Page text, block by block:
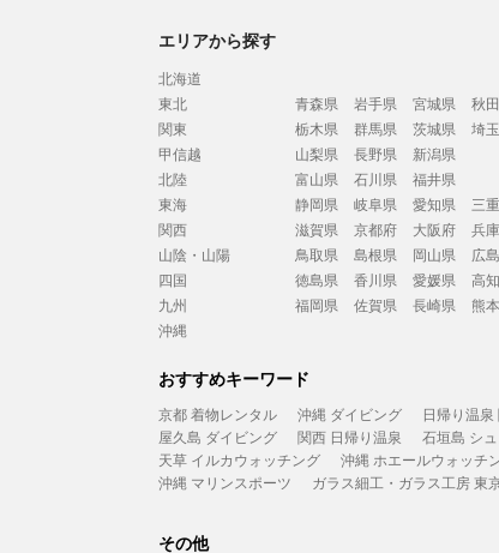
エリアから探す
北海道
東北
青森県 岩手県 宮城県 秋
関東
栃木県 群馬県 茨城県 埼
甲信越
山梨県 長野県
新潟県
北陸
富山県 石川県
福井県
東海
静岡県 岐阜県 愛知県
三
関西
滋賀県 京都府 大阪府 兵
山陰・山陽
鳥取県 島根県 岡山県 広
四国
徳島県 香川県 愛媛県
高
九州
福岡県 佐賀県 長崎県 熊
沖縄
おすすめキーワード
京都 着物レンタル 沖縄 ダイビング 日帰り温泉
屋久島 ダイビング
関西 日帰り温泉 石垣島 シ
天草 イルカウォッチング
沖縄 ホエールウォッチ
沖縄 マリンスポーツ
ガラス細工・ガラス工房 東
その他